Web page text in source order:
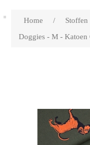
Home / Stoffen
Doggies - M - Katoen